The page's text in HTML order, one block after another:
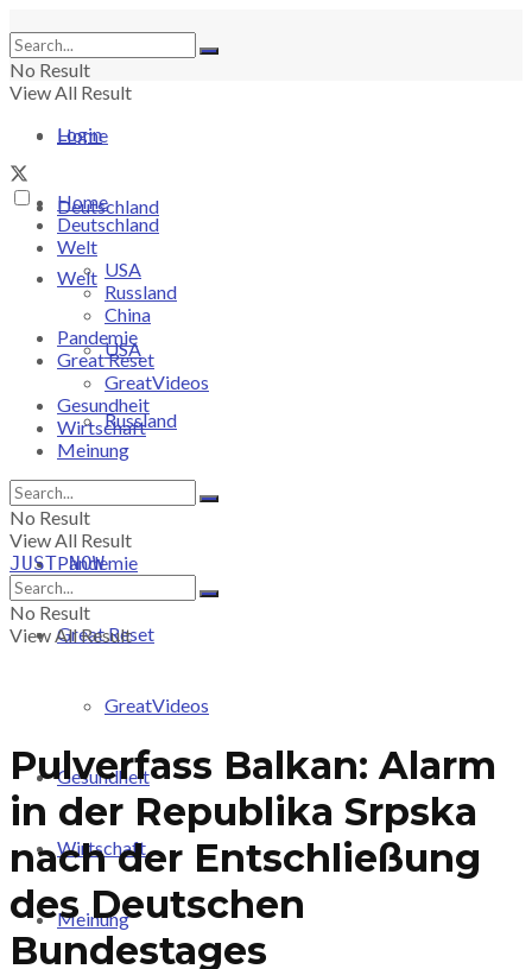
No Result
View All Result
Login
Home
Deutschland
Welt
USA
Russland
Pandemie
Great Reset
GreatVideos
Gesundheit
Wirtschaft
Meinung
Home
Deutschland
Welt
USA
Russland
China
Pandemie
Great Reset
GreatVideos
Gesundheit
Wirtschaft
Meinung
No Result
View All Result
JUST-NOW
No Result
View All Result
Pulverfass Balkan: Alarm
in der Republika Srpska
nach der Entschließung
des Deutschen
Bundestages